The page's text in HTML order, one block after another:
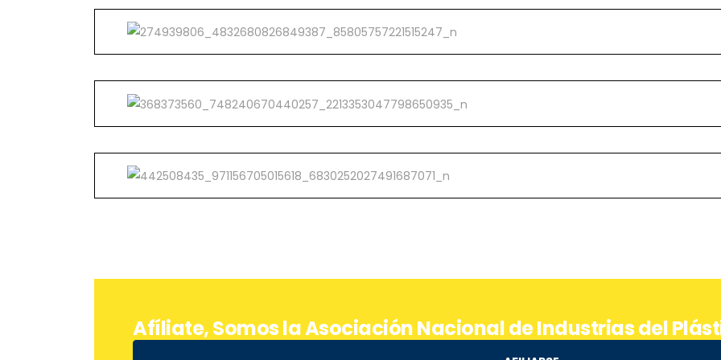
Afíliate, Somos la Asociación Nacional de Industrias del